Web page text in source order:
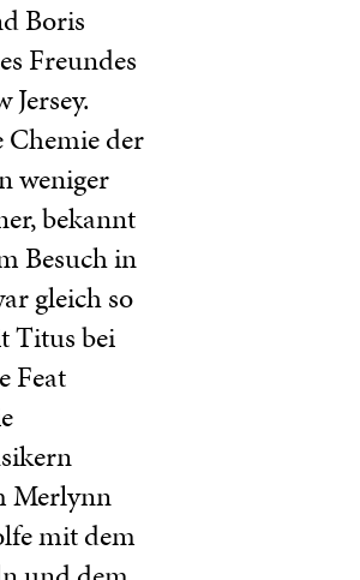
Boris
Freundes
der
weniger
bekannt
Besuch in
gleich so
Titus bei
Feat
Merlynn
mit dem